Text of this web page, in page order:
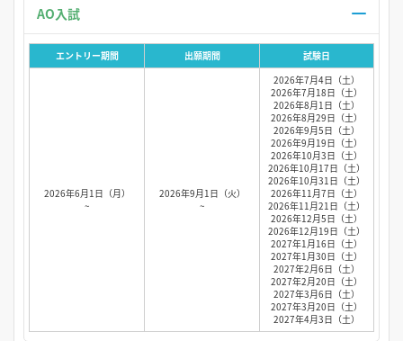
エントリー期間 出願期間 試験日
2026年6月1日（月）
~
2026年9月1日（火）
~
2026年7月4日（土）
2026年7月18日（土）
2026年8月1日（土）
2026年8月29日（土）
2026年9月5日（土）
2026年9月19日（土）
2026年10月3日（土）
2026年10月17日（土）
2026年10月31日（土）
2026年11月7日（土）
2026年11月21日（土）
2026年12月5日（土）
2026年12月19日（土）
2027年1月16日（土）
2027年1月30日（土）
2027年2月6日（土）
2027年2月20日（土）
2027年3月6日（土）
2027年3月20日（土）
2027年4月3日（土）